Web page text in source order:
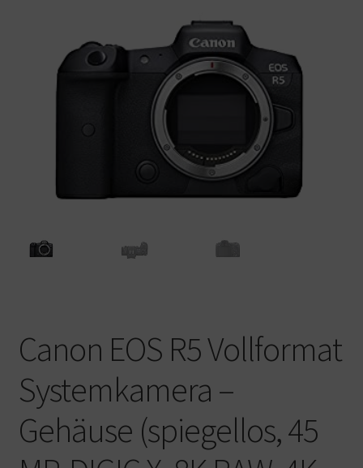
Warenkorb
Canon EOS R5 Vollformat
Systemkamera –
Gehäuse (spiegellos, 45